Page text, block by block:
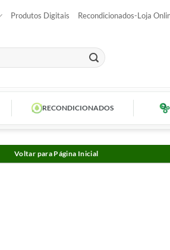
Produtos Digitais Recondicionados-Loja
RECONDICIONADOS
Voltar para Página Inicial